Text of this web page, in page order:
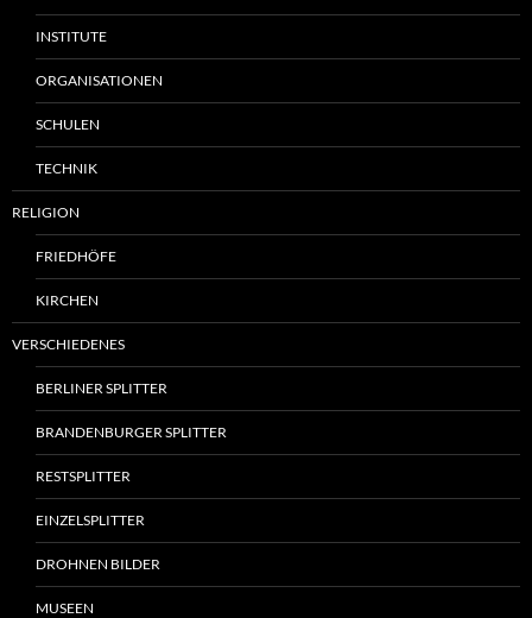
INSTITUTE
ORGANISATIONEN
SCHULEN
TECHNIK
RELIGION
FRIEDHÖFE
KIRCHEN
VERSCHIEDENES
BERLINER SPLITTER
BRANDENBURGER SPLITTER
RESTSPLITTER
EINZELSPLITTER
DROHNEN BILDER
MUSEEN